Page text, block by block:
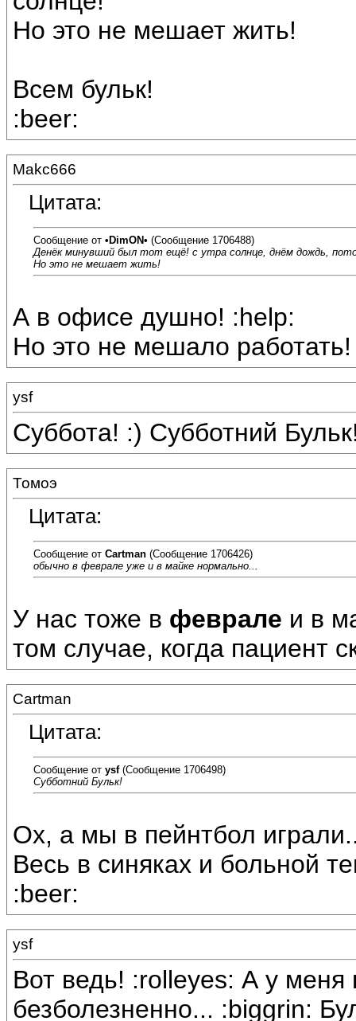
Но это не мешает жить!
Всем бульк!
:beer:
Makc666
Цитата:
Сообщение от •DimON• (Сообщение 1706488)
Денёк минувший был тот ещё! с утра солнце, днём дождь,
Но это не мешает жить!
А в офисе душно! :help:
Но это не мешало
ysf
Суббота! :) Субботний
Томоэ
Цитата:
Сообщение от Cartman (Сообщение 1706426)
обычно в феврале уже и в майке нормально...
У нас тоже в феврале и в
том случае, когда пациент
Cartman
Цитата:
Сообщение от ysf(Сообщение 1706498)
Субботний Бульк!
Ох, а мы в пейнтбол
Весь в синяках и больной
:beer:
ysf
Вот ведь! :rolleyes: А у
безболезненно... :biggrin: